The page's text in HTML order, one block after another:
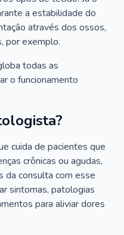
a estabilidade do
através dos ossos,
por exemplo.
todas as
o funcionamento
cuida de pacientes que
crônicas ou agudas,
da consulta com esse
sintomas, patologias
para aliviar dores